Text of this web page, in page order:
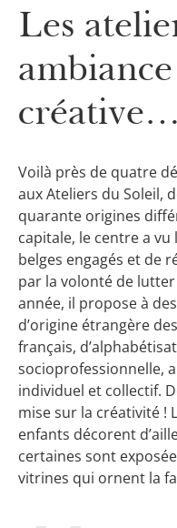
Les
créative…
Voilà près de quatre
aux Ateliers du Soleil,
quarante origines
capitale, le centre a vu
belges engagés et de
par la volonté de lutter
année, il propose à
d’origine étrangère
français,
socioprofessionnelle,
individuel et collectif.
mise sur la créativité !
enfants décorent
certaines sont
vitrines qui ornent la